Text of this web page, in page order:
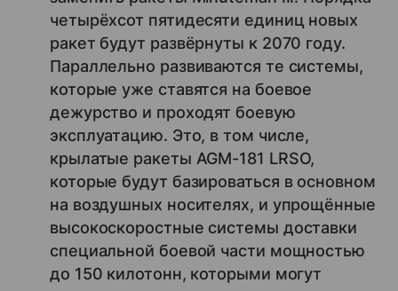
четырёхсот пятидесяти единиц новых
ракет будут развёрнуты к 2070 году.
Параллельно развиваются те системы,
которые уже ставятся на боевое
дежурство и проходят боевую
эксплуатацию. Это, в том числе,
крылатые ракеты AGM-181 LRSO,
которые будут базироваться в основном
на воздушных носителях, и упрощённые
высокоскоростные системы доставки
специальной боевой части мощностью
до 150 килотонн, которыми могут